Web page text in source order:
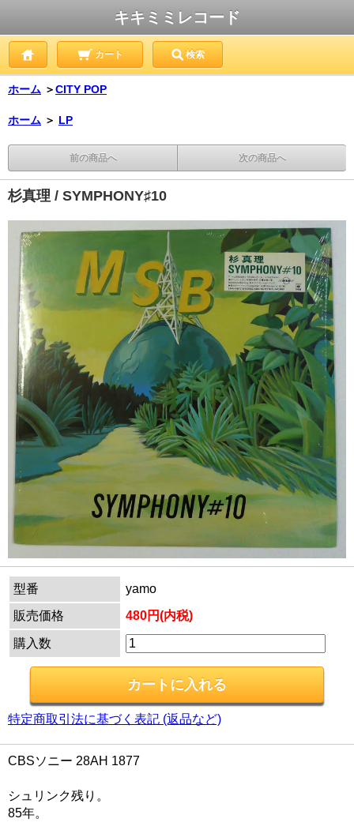
キキミミレコード
カート 検索
ホーム ＞CITY POP
ホーム ＞ LP
前の商品へ 次の商品へ
杉真理 / SYMPHONY♯10
型番
yamo
販売価格
480円(内税)
購入数
特定商取引法に基づく表記 (返品など)
CBSソニー 28AH 1877
シュリンク残り。
85年。